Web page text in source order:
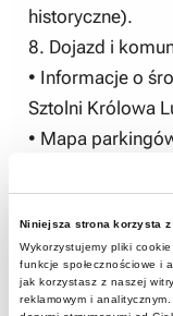
Niniejsza strona korzysta
Wykorzystujemy pliki
funkcje społecznościowe i
jak korzystasz z naszej
reklamowym i
historyczne).
8. Dojazd i
• Informacje o
Sztolni Królowa
• Mapa
• Rozkłady
9. Wydarzenia
• Kalendarz
organizowanych